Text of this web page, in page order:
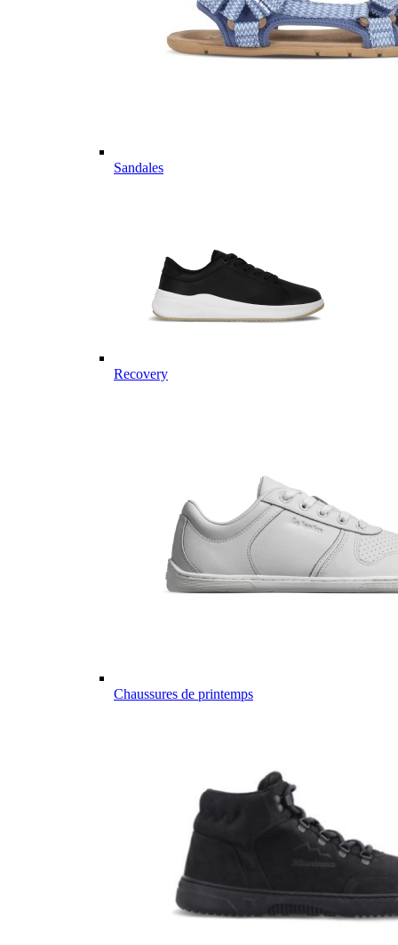
Sandales
Recovery
Chaussures de printemps